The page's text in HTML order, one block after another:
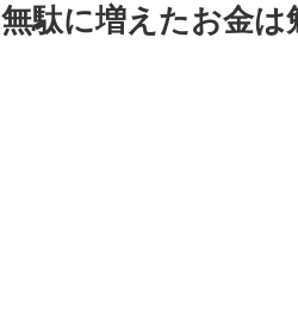
無駄に増えたお金は